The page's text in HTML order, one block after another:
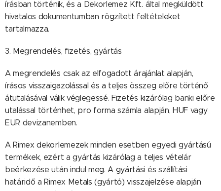
írásban történik, és a Dekorlemez Kft. által megküldött
hivatalos dokumentumban rögzített feltételeket
tartalmazza.
3. Megrendelés, fizetés, gyártás
A megrendelés csak az elfogadott árajánlat alapján,
írásos visszaigazolással és a teljes összeg előre történő
átutalásával válik véglegessé. Fizetés kizárólag banki előre
utalással történhet, pro forma számla alapján, HUF vagy
EUR devizanemben.
A Rimex dekorlemezek minden esetben egyedi gyártású
termékek, ezért a gyártás kizárólag a teljes vételár
beérkezése után indul meg. A gyártási és szállítási
határidő a Rimex Metals (gyártó) visszajelzése alapján